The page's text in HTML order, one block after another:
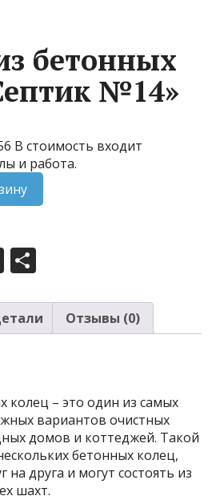
бетонных
№14»
В стоимость входит
и работа.
O
n
o
s
ni
ki
п
р
и
т
ь
Отзывы (0)
колец – это один из самых
вариантов очистных
домов и коттеджей. Такой
бетонных колец,
на друга и могут состоять из
шахт.